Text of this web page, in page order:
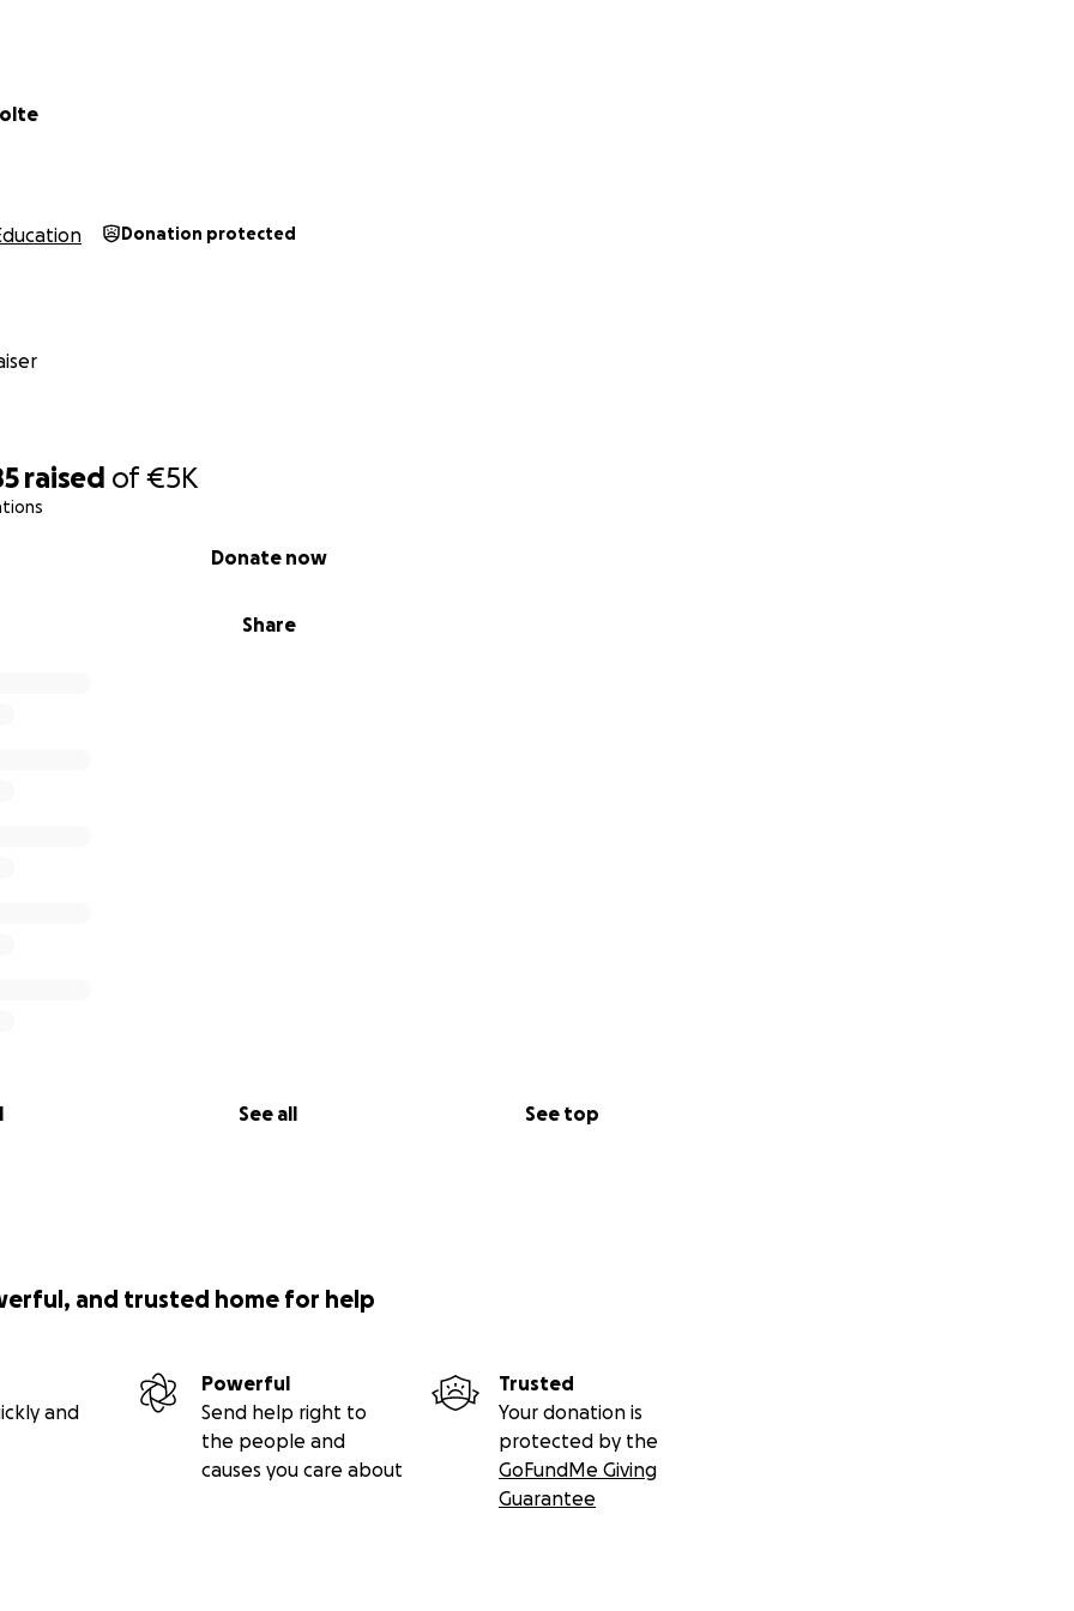
raised of€5K
Share
Donate now
See all See top
Donation protected
and trusted home for help
and
Powerful
Send help right to
the people and
causes you care about
Trusted
Your donation is
protected by the
GoFundMe Giving
Guarantee